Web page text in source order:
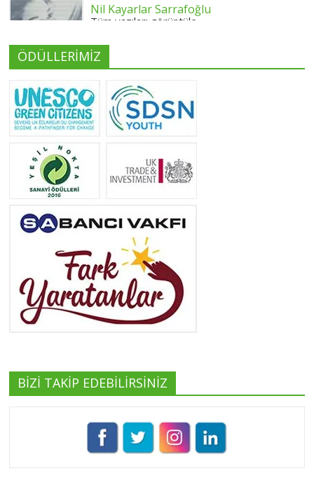
Nil Kayarlar Sarrafoğlu
Tüm yazıları görüntüle
Yeliz Yılmaz
Tüm yazıları görüntüle
Yeşilist
Tüm yazıları görüntüle
ÖDÜLLERİMİZ
BİZİ TAKİP EDEBİLİRSİNİZ